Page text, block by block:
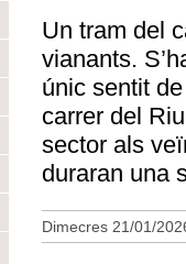
Un tram del
vianants.
únic sentit
carrer del
sector als
duraran una
Dimecres 21/01/